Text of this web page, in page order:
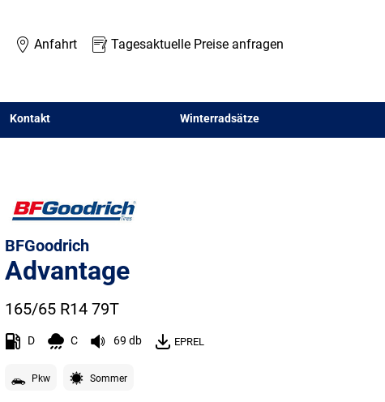
Anfahrt Tagesaktuelle Preise anfragen
Kontakt Winterradsätze
BFGoodrich
Advantage
165/65 R14 79T
D C 69 db EPREL
Pkw Sommer